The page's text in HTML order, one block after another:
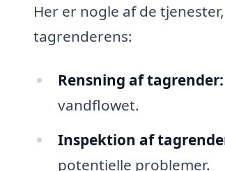
Her er nogle af de
tagrenderens:
Rensning af tagrender:
vandflowet.
Inspektion af
potentielle problemer.